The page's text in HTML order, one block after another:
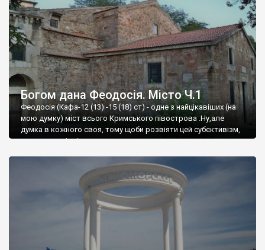
Богом дана Феодосія. Місто Ч.1
Феодосія (Кафа-12 (13) -15 (18) ст) - одне з найцікавіших (на
мою думку) міст всього Кримського півострова .Ну,але
думка в кожного своя, тому щоби розвіяти цей субєктивізм,
запрошую відвідати це